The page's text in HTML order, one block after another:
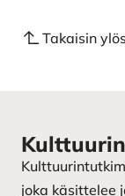
Takaisin
joka käsittelee